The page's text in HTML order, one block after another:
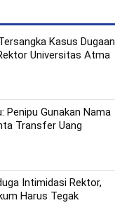
Kasus Dugaan
Universitas Atma
Penipu Gunakan Nama
Transfer Uang
Intimidasi Rektor,
Harus Tegak